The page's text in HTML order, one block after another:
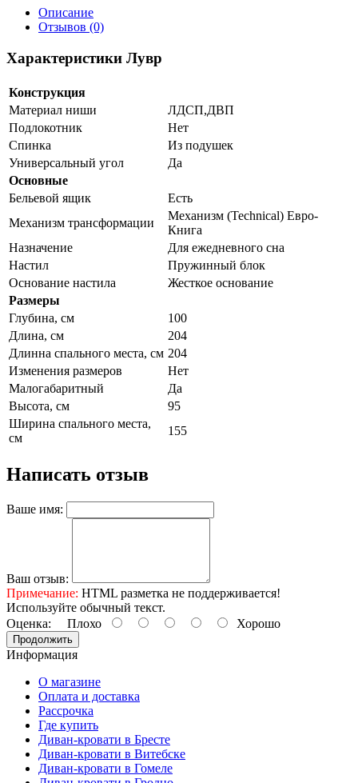
Описание
Отзывов (0)
Характеристики Лувр
Конструкция
Материал ниши
ЛДСП,ДВП
Подлокотник
Нет
Спинка
Из подушек
Универсальный угол
Да
Основные
Бельевой ящик
Есть
Механизм трансформации
Механизм (Technical) Евро-
Книга
Назначение
Для ежедневного сна
Настил
Пружинный блок
Основание настила
Жесткое основание
Размеры
Глубина, см
100
Длина, см
204
Длинна спального места, см 204
Изменения размеров
Нет
Малогабаритный
Да
Высота, см
95
Ширина спального места,
см
155
Написать отзыв
Ваше имя:
Ваш отзыв:
Примечание: HTML разметка не поддерживается!
Используйте обычный текст.
Оценка: Плохо Хорошо
Продолжить
Информация
О магазине
Оплата и доставка
Рассрочка
Где купить
Диван-кровати в Бресте
Диван-кровати в Витебске
Диван-кровати в Гомеле